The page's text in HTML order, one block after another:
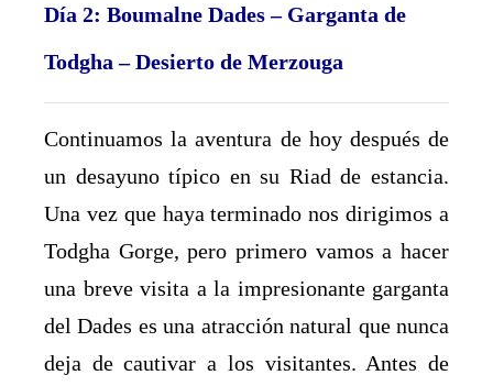
Día 2: Boumalne Dades – Garganta de
Todgha – Desierto de Merzouga
Continuamos la aventura de hoy después de
un desayuno típico en su Riad de estancia.
Una vez que haya terminado nos dirigimos a
Todgha Gorge, pero primero vamos a hacer
una breve visita a la impresionante garganta
del Dades es una atracción natural que nunca
deja de cautivar a los visitantes. Antes de